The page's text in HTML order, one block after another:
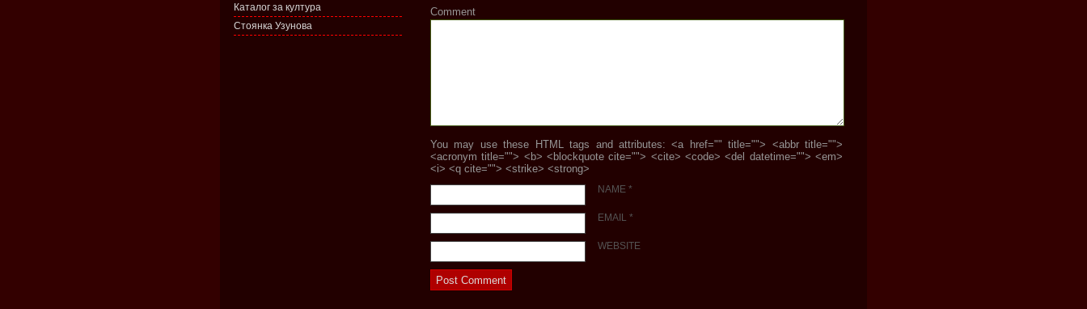
Каталог за култура
Стоянка Узунова
Comment
You may use these HTML tags and attributes: <a href="" title=""> <abbr title="">
<acronym title=""> <b> <blockquote cite=""> <cite> <code> <del datetime=""> <em>
<i> <q cite=""> <strike> <strong>
NAME *
EMAIL *
WEBSITE